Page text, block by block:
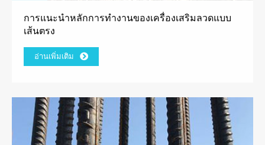
การแนะนำหลักการทำงานของเครื่องเสริมลวดแบบ
เส้นตรง
อ่านเพิ่มเติม